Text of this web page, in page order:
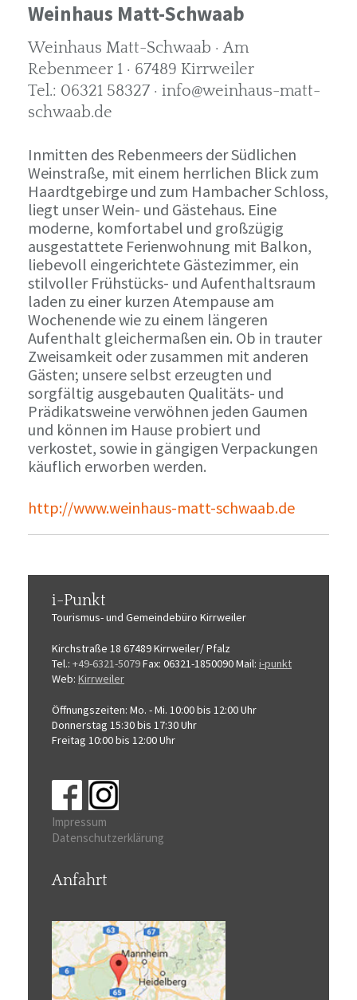
Weinhaus Matt-Schwaab
Weinhaus Matt-Schwaab · Am
Rebenmeer 1 · 67489 Kirrweiler
Tel.: 06321 58327 · info@weinhaus-matt-
schwaab.de
Inmitten des Rebenmeers der Südlichen
Weinstraße, mit einem herrlichen Blick zum
Haardtgebirge und zum Hambacher Schloss,
liegt unser Wein- und Gästehaus. Eine
moderne, komfortabel und großzügig
ausgestattete Ferienwohnung mit Balkon,
liebevoll eingerichtete Gästezimmer, ein
stilvoller Frühstücks- und Aufenthaltsraum
laden zu einer kurzen Atempause am
Wochenende wie zu einem längeren
Aufenthalt gleichermaßen ein. Ob in trauter
Zweisamkeit oder zusammen mit anderen
Gästen; unsere selbst erzeugten und
sorgfältig ausgebauten Qualitäts- und
Prädikatsweine verwöhnen jeden Gaumen
und können im Hause probiert und
verkostet, sowie in gängigen Verpackungen
käuflich erworben werden.
http://www.weinhaus-matt-schwaab.de
i-Punkt
Tourismus-und Gemeindebüro Kirrweiler
Kirchstraße 18 67489 Kirrweiler/ Pfalz
Tel.: +49-6321-5079Fax: 06321-1850090Mail: i-punkt
Web: Kirrweiler
Öffnungszeiten: Mo. - Mi. 10:00 bis 12:00 Uhr
Donnerstag 15:30 bis 17:30 Uhr
Freitag 10:00 bis 12:00 Uhr
Impressum
Datenschutzerklärung
Anfahrt